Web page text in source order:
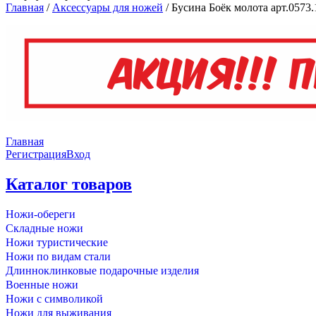
Главная / Аксессуары для ножей /Бусина Боёк молота
Главная
РегистрацияВход
Каталог товаров
Ножи-обереги
Складные ножи
Ножи туристические
Ножи по видам стали
Длинноклинковые подарочные изделия
Военные ножи
Ножи с символикой
Ножи для выживания